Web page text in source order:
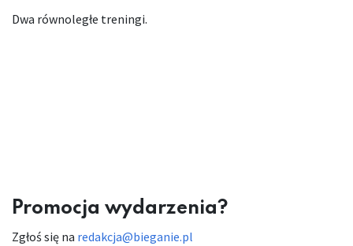
Dwa równoległe treningi.
Promocja wydarzenia?
Zgłoś się na redakcja@bieganie.pl